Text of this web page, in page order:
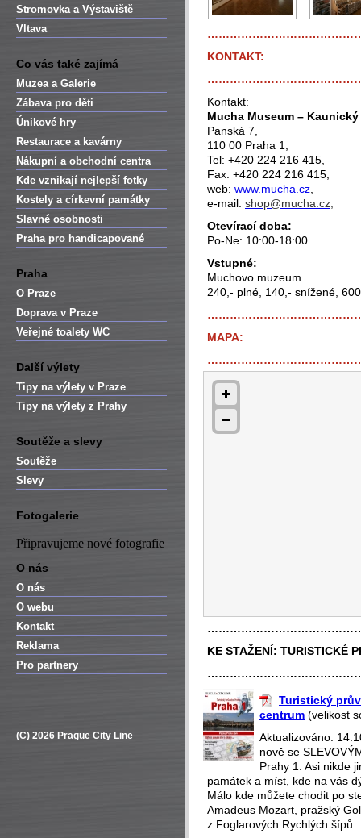
Stromovka a Výstaviště
Vltava
Co vás také zajímá
Muzea a Galerie
Zábava pro děti
Únikové hry
Restaurace a kavárny
Nákupní a obchodní centra
Kde vznikají nejlepší fotky
Kostely a církevní památky
Slavné osobnosti
Praha pro handicapované
Praha
O Praze
Doprava v Praze
Veřejné toalety WC
Další výlety
Tipy na výlety v Praze
Tipy na výlety z Prahy
Soutěže a slevy
Soutěže
Slevy
Fotogalerie
Připravujeme nové fotografie
O nás
O nás
O webu
Kontakt
Reklama
Pro partnery
(C) 2026 Prague City Line
KONTAKT:
Kontakt:
Mucha Museum –
Panská 7,
110 00 Praha 1,
Tel: +420 224 216 415,
Fax: +420 224 216 415,
web: www.mucha.cz
e-mail: shop@mucha.cz,
Otevírací doba:
Po-Ne: 10:00-18:00
Vstupné:
Muchovo muzeum
240,- plné, 140,- snížené,
MAPA:
KE STAŽENÍ: TURISTICKÉ
Turistický
centrum (velikost
Aktualizováno:
nově se
Prahy 1. Asi nikde
památek a míst, kde na vás
Málo kde můžete chodit po
Amadeus Mozart, pražský
z Foglarových Rychlých šípů.